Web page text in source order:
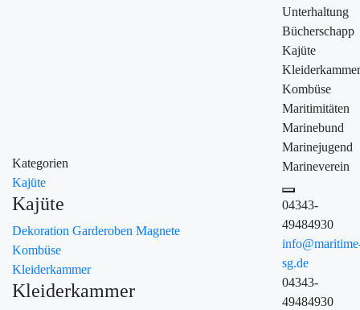
Kategorien
Kajüte
Kajüte
Dekoration Garderoben Magnete
Kombüse
Kleiderkammer
Kleiderkammer
Unterhaltung
Bücherschapp
Kajüte
Kleiderkammer
Kombüse
Maritimitäten
Marinebund
Marinejugend
Marineverein
04343-
49484930
sg.de
04343-
49484930